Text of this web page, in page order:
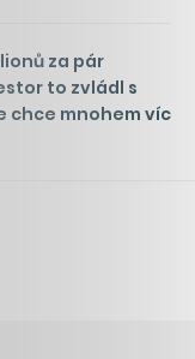
za pár
to zvládl s
chce mnohem víc